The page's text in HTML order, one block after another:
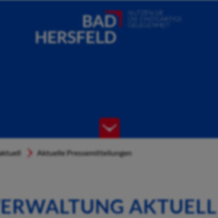
Aktuelle Pressemitteilungen
AKTUELL